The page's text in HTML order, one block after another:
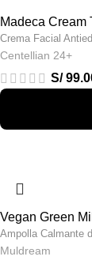
Madeca Cream
Crema Facial
Centellian 24+
S/
Vegan Green
Ampolla Calmante
Muldream